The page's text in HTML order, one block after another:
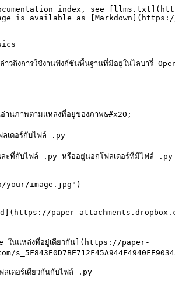
index, see
is available as
งการใช้งานฟังก์ชันพื้นฐานที่มีอยู่ในไลบารี่
านภาพตามแหล่งที่อยู่ของภาพ&#x20;
ลเดอร์กับไฟล์ .py
กับไฟล์ .py หรืออยู่นอกโฟลเดอร์ที่มีไฟล์ .py
your/image.jpg")
paper-attachments.dropbox.com/
ในแหล่งที่อยู่เดียวกัน](https://paper-
เดอร์เดียวกันกับไฟล์ .py